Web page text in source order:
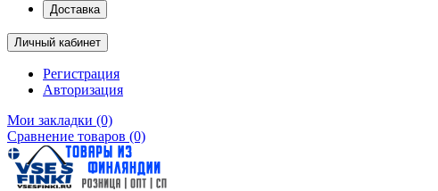
Доставка
Личный кабинет
Регистрация
Авторизация
Мои закладки (0)
Сравнение товаров (0)